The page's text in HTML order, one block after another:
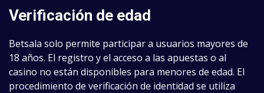
Verificación de edad
Betsala solo permite participar a usuarios mayores de
18 años. El registro y el acceso a las apuestas o al
casino no están disponibles para menores de edad. El
procedimiento de verificación de identidad se utiliza